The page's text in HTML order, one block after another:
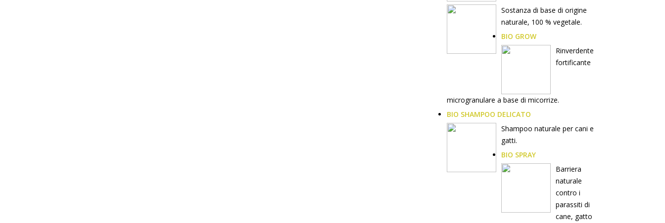
Sostanza di base di origine
naturale, 100 % vegetale.
BIO GROW
Rinverdente
fortificante
microgranulare a base di micorrize.
BIO SHAMPOO DELICATO
Shampoo naturale per cani e
gatti.
BIO SPRAY
Barriera
naturale
contro i
parassiti di
cane, gatto